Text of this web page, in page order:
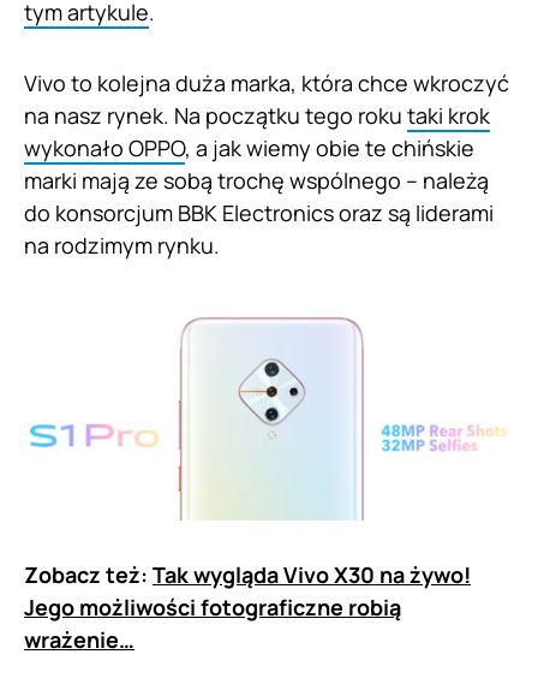
tym artykule.
Vivo to kolejna duża marka, która chce wkroczyć
na nasz rynek. Na początku tego roku taki krok
wykonało OPPO, a jak wiemy obie te chińskie
marki mają ze sobą trochę wspólnego – należą
do konsorcjum BBK Electronics oraz są liderami
na rodzimym rynku.
Zobacz też: Tak wygląda Vivo X30 na żywo!
Jego możliwości fotograficzne robią
wrażenie…